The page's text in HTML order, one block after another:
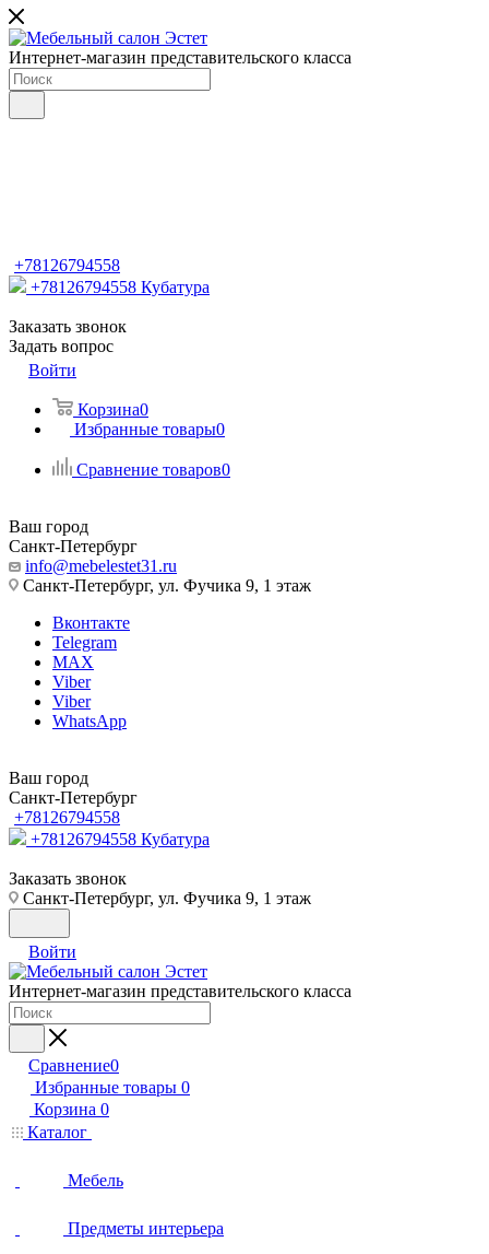
Интернет-магазин представительского класса
+78126794558
+78126794558 Кубатура
Заказать звонок
Задать вопрос
Войти
Корзина0
Избранные товары0
Сравнение товаров0
Ваш город
Санкт-Петербург
info@mebelestet31.ru
Санкт-Петербург, ул. Фучика 9, 1 этаж
Вконтакте
Telegram
MAX
Viber
Viber
WhatsApp
Ваш город
Санкт-Петербург
+78126794558
+78126794558 Кубатура
Заказать звонок
Санкт-Петербург, ул. Фучика 9, 1 этаж
Войти
Интернет-магазин представительского класса
Сравнение0
Избранные товары 0
Корзина 0
Каталог
Мебель
Предметы интерьера